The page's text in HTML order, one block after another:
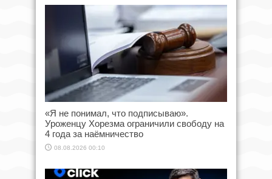
«Я не понимал, что подписываю».
Уроженцу Хорезма ограничили свободу на
4 года за наёмничество
08.08.2026 00:10